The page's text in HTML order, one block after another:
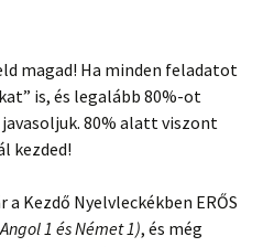
magad! Ha minden feladatot
is, és legalább 80%-ot
80% alatt viszont
kezded!
Kezdő Nyelvleckékben ERŐS
1 és Német 1), és még